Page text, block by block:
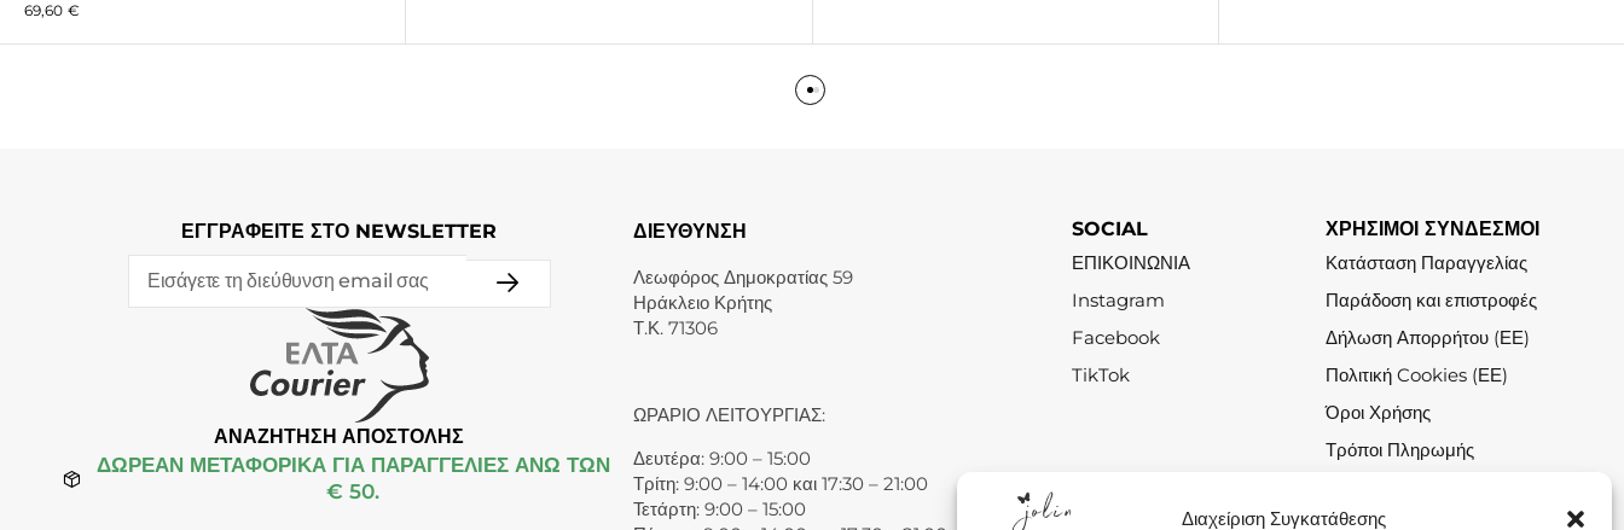
Διαχείριση Συγκατάθεσης
69,60 €
ΕΓΓΡΑΦΕΙΤΕ ΣΤΟ NEWSLETTER
ΑΝΑΖΗΤΗΣΗ ΑΠΟΣΤΟΛΗΣ
ΔΩΡΕΆΝ ΜΕΤΑΦΟΡΙΚΑ ΓΙΑ ΠΑΡΑΓΓΕΛΙΕΣ ΑΝΩ ΤΩΝ
€ 50.
ΔΙΕΥΘΥΝΣΗ
Λεωφόρος Δημοκρατίας 59
Ηράκλειο Κρήτης
Τ.Κ. 71306
ΩΡΑΡΙΟ ΛΕΙΤΟΥΡΓΙΑΣ:
Δευτέρα: 9:00 – 15:00
Τρίτη: 9:00 – 14:00 και 17:30 – 21:00
Τετάρτη: 9:00 – 15:00
SOCIAL
ΕΠΙΚΟΙΝΩΝΙΑ
Instagram
Facebook
TikTok
ΧΡΗΣΙΜΟΙ ΣΥΝΔΕΣΜΟΙ
Κατάσταση Παραγγελίας
Παράδοση και επιστροφές
Δήλωση Απορρήτου (ΕΕ)
Πολιτική Cookies (ΕΕ)
Όροι Χρήσης
Τρόποι Πληρωμής